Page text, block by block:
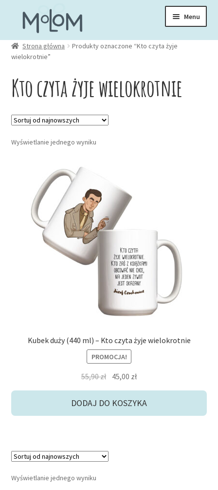
do
nawigacji
do
treści
Menu
Skarpetki
Zakładki
Kubki
Ubrania
Akcesoria
Niskie ceny
Strona główna
Produkty oznaczone “Kto czyta żyje
wielokrotnie”
Kto czyta żyje wielokrotnie
Wyświetlanie jednego wyniku
Kubek duży (440 ml) – Kto czyta żyje wielokrotnie
PROMOCJA!
55,90zł Pierwotna
cena
wynosiła:
45,00 złAktualna
cena
wynosi:
DODAJ DO KOSZYKA
Wyświetlanie jednego wyniku